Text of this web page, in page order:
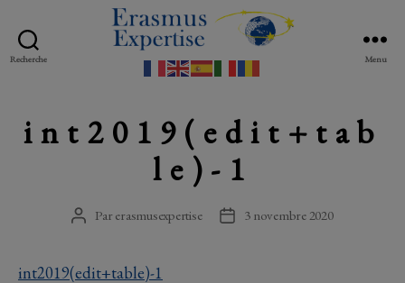
Recherche
Erasmus
Expertise
Menu
int2019(edit+tab
le)-1
Auteur
Parerasmusexpertise
Date3 novembre 2020
int2019(edit+table)-1